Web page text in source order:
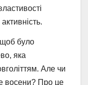
було
яка
Але чи
восени? Про це